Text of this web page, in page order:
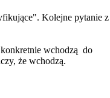
Kolejne pytanie z
wchodzą do
że wchodzą.